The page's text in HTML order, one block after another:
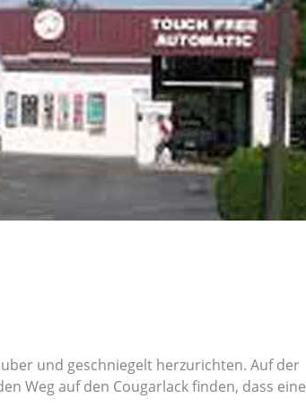
und geschniegelt herzurichten. Auf der
Weg auf den Cougarlack finden, dass eine